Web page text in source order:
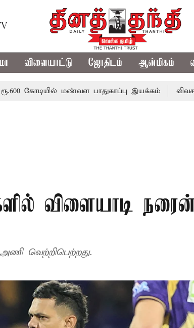
விளையாட்டு ஜோதிடம் ஆன்மிகம்
மண்வள பாதுகாப்பு இயக்கம்
விளையாடி
வெற்றிபெற்றது.